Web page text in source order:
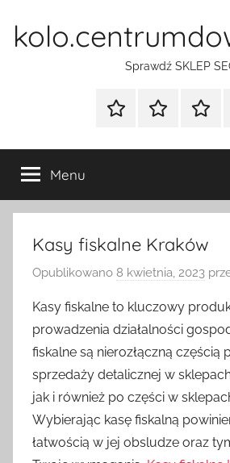
Sprawdź SKLEP
Strona
SKLEP
Menu
Kasy fiskalne Kraków
Opublikowano 8 kwietnia, 2023
Kasy fiskalne to kluczowy
prowadzenia działalności
fiskalne są nierozłączną częścią
sprzedaży detalicznej w
jak i również po części w
Wybierając kasę fiskalną
łatwością w jej obsludze oraz